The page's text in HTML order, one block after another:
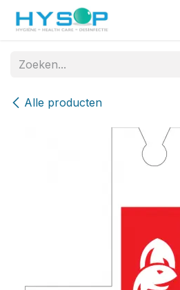
Overslaan naar inhoud
Alle producten